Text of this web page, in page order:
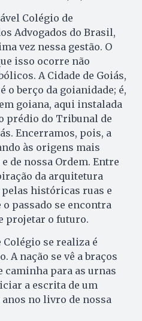
Colégio de
Advogados do Brasil,
vez nessa gestão. O
isso ocorre não
A Cidade de Goiás,
o berço da goianidade; é,
goiana, aqui instalada
prédio do Tribunal de
Encerramos, pois, a
às origens mais
de nossa Ordem. Entre
da arquitetura
históricas ruas e
passado se encontra
projetar o futuro.
Colégio se realiza é
A nação se vê a braços
caminha para as urnas
a escrita de um
no livro de nossa